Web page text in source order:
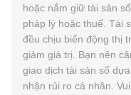
hoặc nắm giữ tài sản
pháp lý hoặc thuế. Tài
đều chịu biến động thị
giảm giá trị. Bạn nên
giao dịch tài sản số
nhận rủi ro cá nhân.